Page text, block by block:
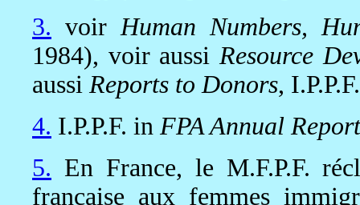
3. voirHuman Numbers,
1984), voir aussiResource
aussi Reports to Donors,
4. I.P.P.F. in FPA Annual
5. En France, le M.F.P.F.
française aux femmes